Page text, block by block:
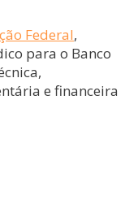
Federal,
para o Banco
e financeira